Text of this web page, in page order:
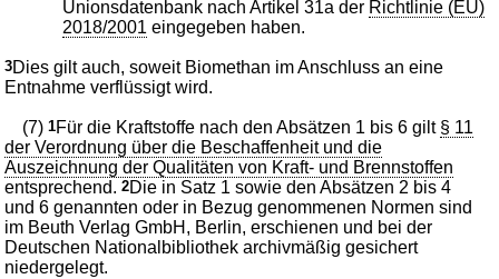
Unionsdatenbank nach Artikel 31a der Richtlinie (EU)
2018/2001 eingegeben haben.
3Dies gilt auch, soweit Biomethan im Anschluss an eine
Entnahme verflüssigt wird.
(7)1Für die Kraftstoffe nach den Absätzen 1 bis 6 gilt § 11
der Verordnung über die Beschaffenheit und die
Auszeichnung der Qualitäten von Kraft- und Brennstoffen
entsprechend.2Die in Satz 1 sowie den Absätzen 2 bis 4
und 6 genannten oder in Bezug genommenen Normen sind
im Beuth Verlag GmbH, Berlin, erschienen und bei der
Deutschen Nationalbibliothek archivmäßig gesichert
niedergelegt.